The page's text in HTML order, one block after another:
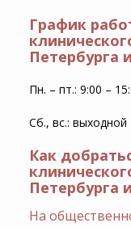
График
Петербурга
Пн. – пт.: 9:00 –
Сб., вс.: выходной
Как
Петербурга
На